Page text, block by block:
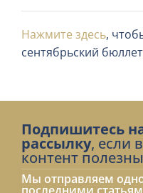
Нажмите здесь,
сентябрьский
Подпишитесь
рассылку, если
контент
Мы отправляем